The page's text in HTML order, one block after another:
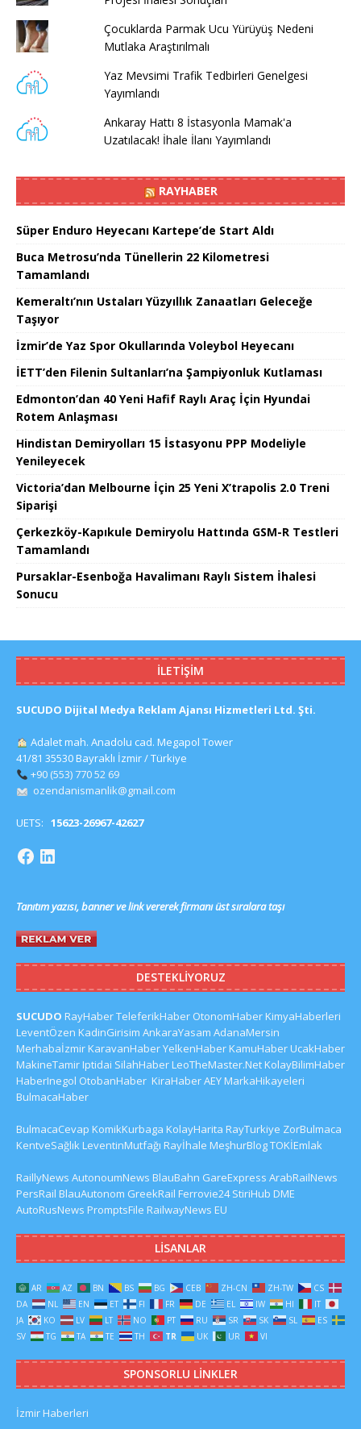
Çocuklarda Parmak Ucu Yürüyüş Nedeni
Mutlaka Araştırılmalı
Yaz Mevsimi Trafik Tedbirleri Genelgesi
Yayımlandı
Ankaray Hattı 8 İstasyonla Mamak'a
Uzatılacak! İhale İlanı Yayımlandı
RAYHABER
Süper Enduro Heyecanı Kartepe’de Start Aldı
Buca Metrosu’nda Tünellerin 22 Kilometresi
Tamamlandı
Kemeraltı’nın Ustaları Yüzyıllık Zanaatları Geleceğe
Taşıyor
İzmir’de Yaz Spor Okullarında Voleybol Heyecanı
İETT’den Filenin Sultanları’na Şampiyonluk Kutlaması
Edmonton’dan 40 Yeni Hafif Raylı Araç İçin Hyundai
Rotem Anlaşması
Hindistan Demiryolları 15 İstasyonu PPP Modeliyle
Yenileyecek
Victoria’dan Melbourne İçin 25 Yeni X’trapolis 2.0 Treni
Siparişi
Çerkezköy-Kapıkule Demiryolu Hattında GSM-R Testleri
Tamamlandı
Pursaklar-Esenboğa Havalimanı Raylı Sistem İhalesi
Sonucu
İLETIŞIM
SUCUDO Dijital Medya Reklam Ajansı Hizmetleri Ltd. Şti.
Adalet mah. Anadolu cad. Megapol Tower
41/81 35530 Bayraklı İzmir / Türkiye
+90 (553) 770 52 69
ozendanismanlik@gmail.com
UETS: 15623-26967-42627
Tanıtım yazısı, banner ve link vererek firmanı üst sıralara taşı
DESTEKLIYORUZ
SUCUDO RayHaberTeleferikHaber OtonomHaberKimyaHaberleri
LeventÖzen KadinGirisim AnkaraYasam AdanaMersin
MerhabaİzmirKaravanHaberYelkenHaberKamuHaberUcakHaber
MakineTamirIptidai SilahHaberLeoTheMaster.NetKolayBilimHaber
HaberInegol OtobanHaber KiraHaberAEYMarkaHikayeleri
BulmacaHaber
BulmacaCevap KomikKurbaga KolayHarita RayTurkiye ZorBulmaca
KentveSağlıkLeventinMutfağı Rayİhale MeşhurBlogTOKİEmlak
RaillyNews AutonoumNews BlauBahn GareExpress ArabRailNews
PersRail BlauAutonom GreekRail Ferrovie24 StiriHub DME
AutoRusNews PromptsFile RailwayNews EU
LISANLAR
AR AZ BN BS BG CEB ZH-CN ZH-TW
CS
DA
NL EN ET FI FR DE EL IW HI
IT
JA
KO LV LT NO PT RU SR SK SL
ES
SV
TG TA TE TH TR UK UR VI
SPONSORLU LINKLER
İzmir Haberleri